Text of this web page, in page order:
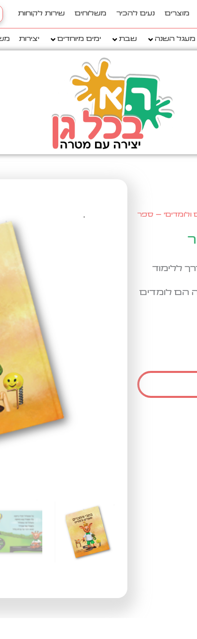
מוצרים נעים להכיר משלוחים שירות לקוחות
מעגל השנה שבת ימים מיוחדים יצירות
ולומדים' – ספר
ללימוד
הם לומדים